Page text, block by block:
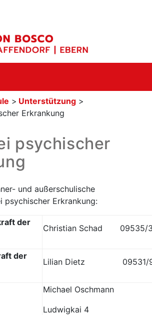
> Unterstützung >
Erkrankung
psychischer
und außerschulische
psychischer Erkrankung:
der
Christian Schad 09535/
der
Lilian Dietz 09531/
Michael Oschmann
Ludwigkai 4